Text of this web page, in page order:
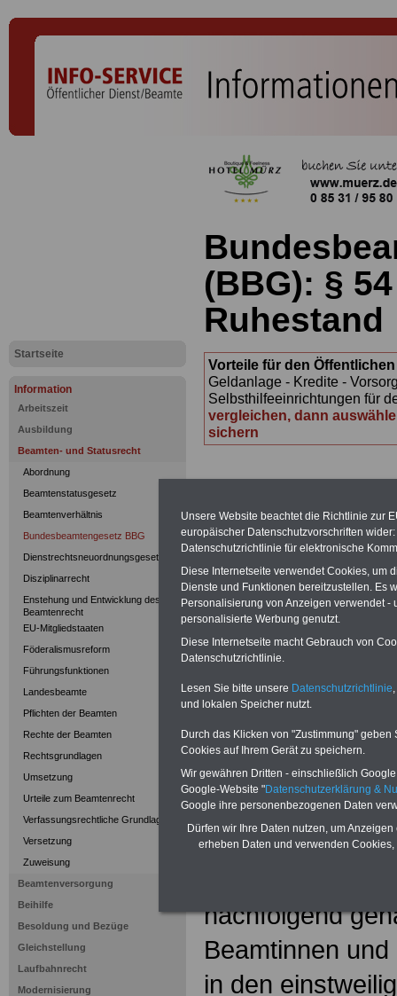
Startseite
Information
Arbeitszeit
Ausbildung
Beamten- und Statusrecht
Abordnung
Beamtenstatusgesetz
Beamtenverhältnis
Bundesbeamtengesetz BBG
Dienstrechtsneuordnungsgesetz
Disziplinarrecht
Enstehung und Entwicklung des
Beamtenrecht
EU-Mitgliedstaaten
Föderalismusreform
Führungsfunktionen
Landesbeamte
Pflichten der Beamten
Rechte der Beamten
Rechtsgrundlagen
Umsetzung
Urteile zum Beamtenrecht
Verfassungsrechtliche Grundlagen
Versetzung
Zuweisung
Beamtenversorgung
Beihilfe
Besoldung und Bezüge
Gleichstellung
Laufbahnrecht
Modernisierung
(BBG): §
Ruhestand
Vorteile für den
Geldanlage - Kredite -
Selbsthilfeeinrichtungen für
vergleichen, dann
sichern
>>>zur
(BBG): §54
Ruhestand
Ruhestand
§ 54
(1) Die
nachfolgend
Beamtinnen
in den
Unsere Website beachtet die Richtlinie zur
europäischer Datenschutzvorschriften
Datenschutzrichtlinie für elektronische
Diese Internetseite verwendet Cookies, um
Dienste und Funktionen bereitzustellen. Es
Personalisierung von Anzeigen verwendet
personalisierte Werbung genutzt.
Diese Internetseite macht Gebrauch von
Datenschutzrichtlinie.
Lesen Sie bitte unsere Datenschutzrichtlinie
und lokalen Speicher nutzt.
Durch das Klicken von "Zustimmung"
Cookies auf Ihrem Gerät zu speichern.
Wir gewähren Dritten - einschließlich
Google-Website "Datenschutzerklärung &
Google ihre personenbezogenen Daten
Dürfen wir Ihre Daten nutzen, um
erheben Daten und verwenden